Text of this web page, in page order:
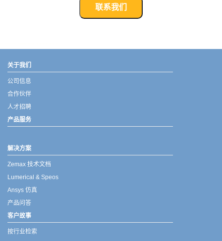
联系我们
关于我们
公司信息
合作伙伴
人才招聘
产品服务
解决方案
Zemax 技术文档
Lumerical & Speos
Ansys 仿真
产品问答
客户故事
按行业检索